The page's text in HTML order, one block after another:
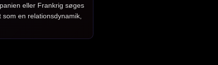
eller Frankrig søges
en relationsdynamik,